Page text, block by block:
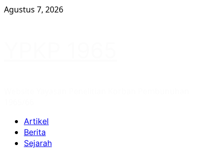
Skip
Agustus 7, 2026
Primary
Menu
Artikel
Berita
Sejarah